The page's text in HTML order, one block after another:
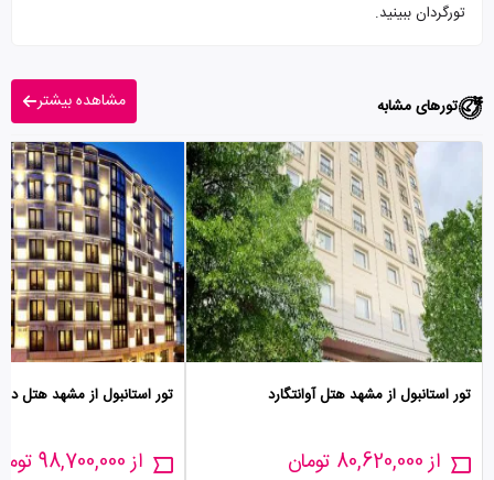
تورگردان ببینید.
تورهای مشابه مشاهده بیشتر
تور استانبول از مشهد هتل آوانتگارد
از 80,620,000 تومان
تور استانبول از مشهد هتل
از 98,700,000 تومان